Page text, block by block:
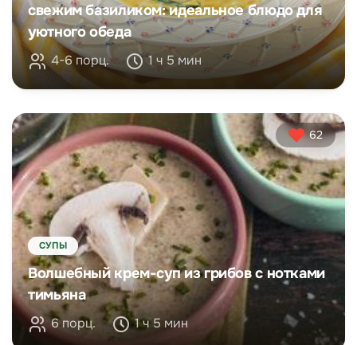
свежим базиликом: идеальное блюдо для
уютного обеда
4-6 порц. 1 ч 5 мин
62
СУПЫ
Волшебный крем-суп из грибов с нотками
тимьяна
6 порц. 1 ч 5 мин